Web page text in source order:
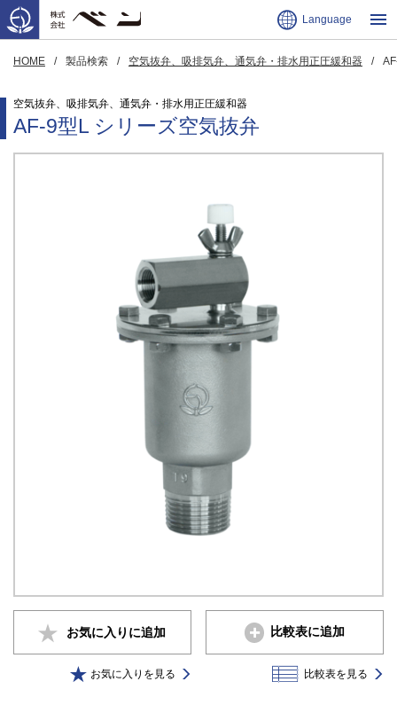
Language
HOME 製品検索 空気抜弁、吸排気弁、通気弁・排水用正圧緩和器
空気抜弁、吸排気弁、通気弁・排水用正圧緩和器
AF-9型L シリーズ空気抜弁
お気に入りに追加 比較表に追加
お気に入りを見る 比較表を見る